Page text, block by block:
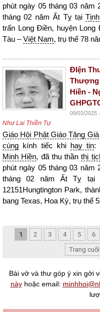
phút ngày 05 tháng 03 năm
tháng 02 năm Ất Tỵ tại
trấn Long Điền, huyện Long
Tàu –Việt Nam, trụ thế 78
ĐIện
Thượng
Hiền -
09/03/2025
Như Lai Thiền Tự
Giáo Hội Phật Giáo Tăng
cùng kính tiếc khi hay tin:
Minh Hiền, đã thu thầnthị
phút ngày 05 tháng 03 năm
tháng 02 năm Ất Tỵ tại
12151Hungtington Park,
bang Texas, Hoa Kỳ, trụ thế
1 2 3 4 5 6
Trang cuối
Bài vở và thư góp ý xin gởi
nàyhoặc email: